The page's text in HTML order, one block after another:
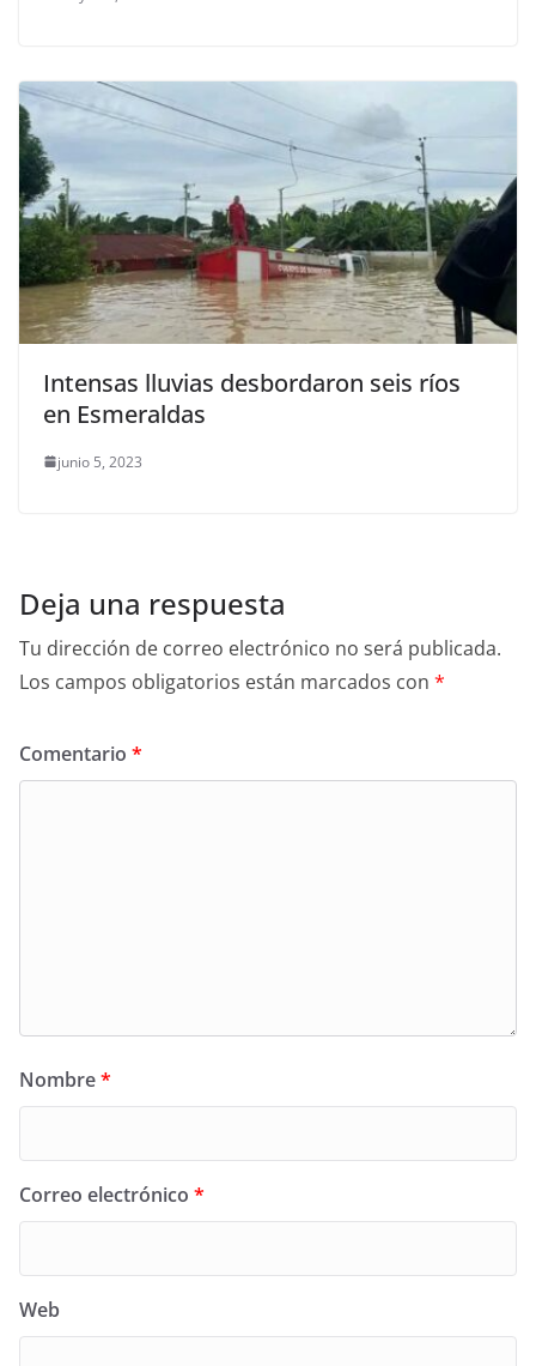
Intensas lluvias desbordaron seis ríos
en Esmeraldas
junio 5, 2023
Deja una respuesta
Tu dirección de correo electrónico no será publicada.
Los campos obligatorios están marcados con *
Comentario *
Nombre*
Correo electrónico *
Web